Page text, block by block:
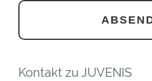
Kontakt zu JUVENIS